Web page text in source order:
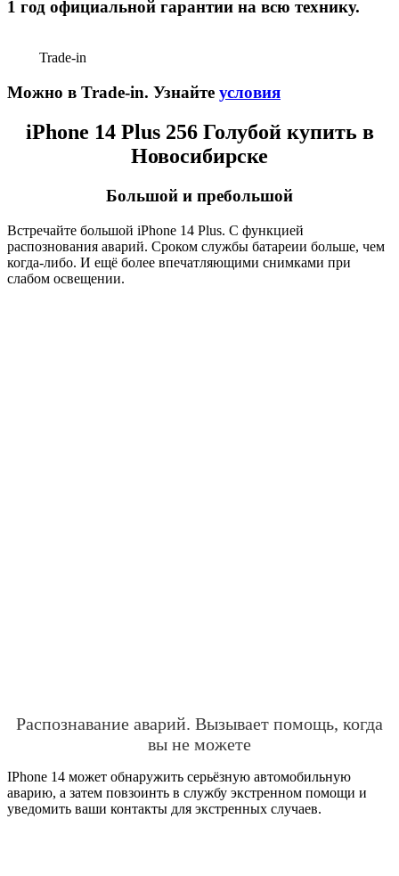
1 год официальной гарантии на всю технику.
Trade-in
Можно в Trade-in. Узнайте условия
iPhone 14 Plus 256 Голубой купить в
Новосибирске
Большой и пребольшой
Встречайте большой iPhone 14 Plus. С функцией
распознования аварий. Сроком службы батареии больше, чем
когда-либо. И ещё более впечатляющими снимками при
слабом освещении.
Распознавание аварий. Вызывает помощь, когда
вы не можете
IPhone 14 может обнаружить серьёзную автомобильную
аварию, а затем повзоинть в службу экстренном помощи и
уведомить ваши контакты для экстренных случаев.